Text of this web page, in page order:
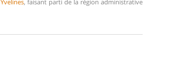
Yvelines, faisant parti de la région administrative